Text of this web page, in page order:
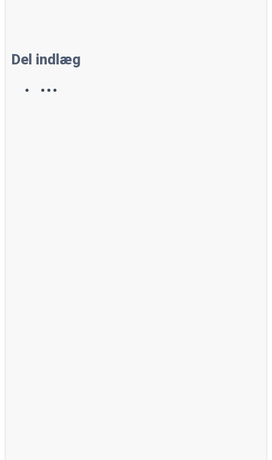
Del indlæg